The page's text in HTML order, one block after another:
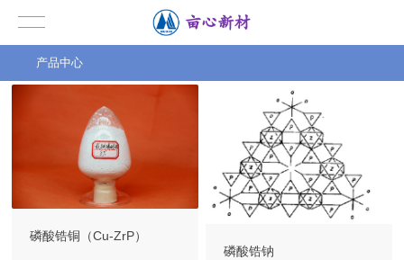
磷酸锆铜（Cu-ZrP）
磷酸锆钠
产品中心